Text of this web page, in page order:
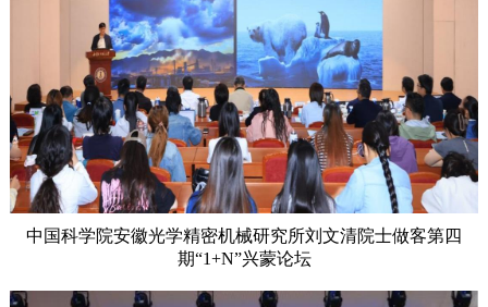
中国科学院安徽光学精密机械研究所刘文清院士做客第四
期“1+N”兴蒙论坛